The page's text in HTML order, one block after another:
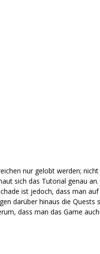
nur gelobt werden;
sich das Tutorial genau
ist jedoch, dass man
darüber hinaus die Quests
dass man das Game